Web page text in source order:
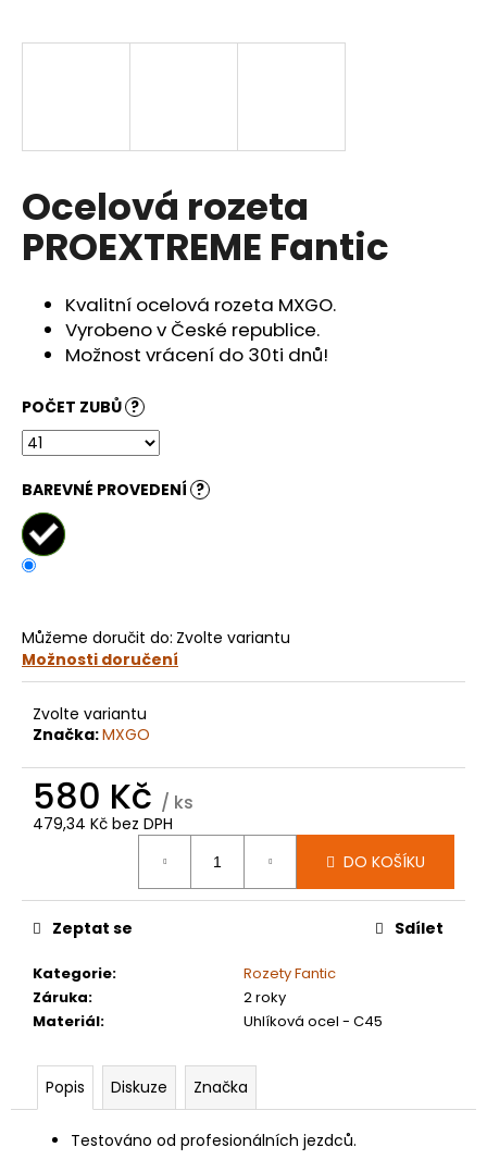
Ocelová rozeta
PROEXTREME Fantic
Kvalitní ocelová rozeta MXGO.
Vyrobeno v České republice.
Možnost vrácení do 30ti dnů!
POČET ZUBŮ ?
BAREVNÉ PROVEDENÍ ?
Můžeme doručit do: Zvolte variantu
Možnosti doručení
Zvolte variantu
Značka:MXGO
580 Kč / ks
479,34 Kč bez DPH
DO KOŠÍKU
Kategorie:
Rozety Fantic
Záruka:
2 roky
Materiál: Uhlíková ocel - C45
Zeptat se Sdílet
Popis Diskuze Značka
Testováno od profesionálních jezdců.
j
?
HLEDAT
p
o
r
č
u
j
e
KOLEČKO
TC50
E4060
Kč